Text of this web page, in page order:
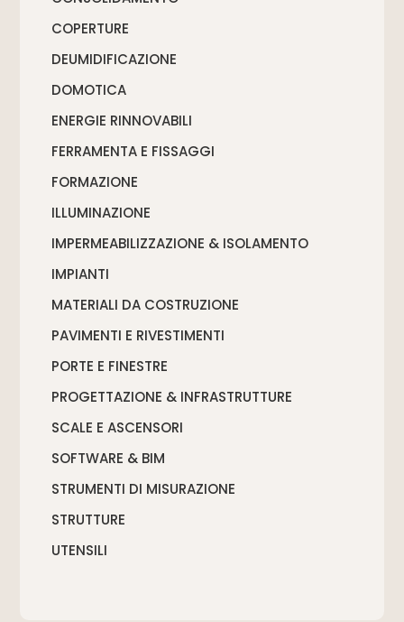
COPERTURE
DEUMIDIFICAZIONE
DOMOTICA
ENERGIE RINNOVABILI
FERRAMENTA E FISSAGGI
FORMAZIONE
ILLUMINAZIONE
IMPERMEABILIZZAZIONE & ISOLAMENTO
IMPIANTI
MATERIALI DA COSTRUZIONE
PAVIMENTI E RIVESTIMENTI
PORTE E FINESTRE
PROGETTAZIONE & INFRASTRUTTURE
SCALE E ASCENSORI
SOFTWARE & BIM
STRUMENTI DI MISURAZIONE
STRUTTURE
UTENSILI